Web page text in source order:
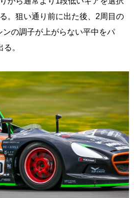
。狙い通り前に出た後、2周目の
の調子が上がらない平中をパ
。